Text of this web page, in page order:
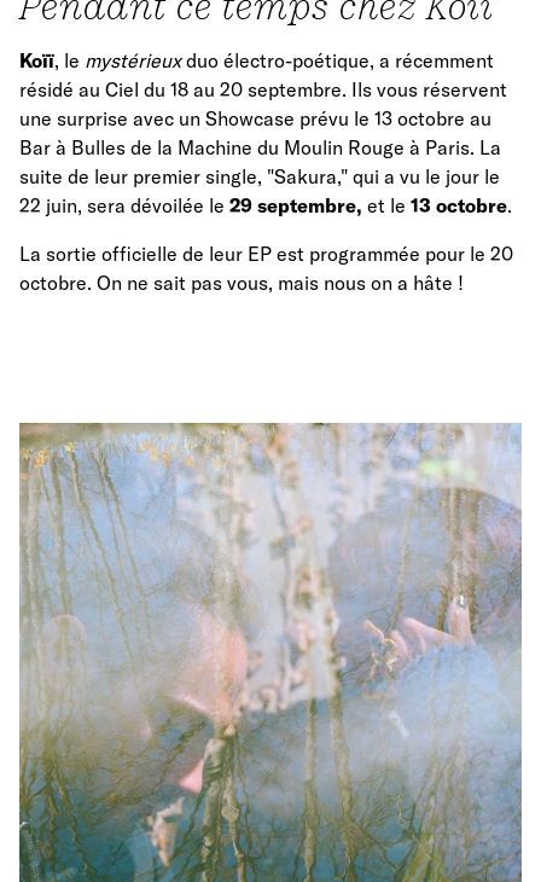
Koïï, le mystérieuxduo électro-poétique, a récemment
résidé au Ciel du 18 au 20 septembre. Ils vous réservent
une surprise avec un Showcase prévu le 13 octobre au
Bar à Bulles de la Machine du Moulin Rouge à Paris. La
suite de leur premier single, "Sakura," qui a vu le jour le
22 juin, sera dévoilée le 29 septembre, et le 13 octobre.
La sortie officielle de leur EP est programmée pour le 20
octobre. On ne sait pas vous, mais nous on a hâte !